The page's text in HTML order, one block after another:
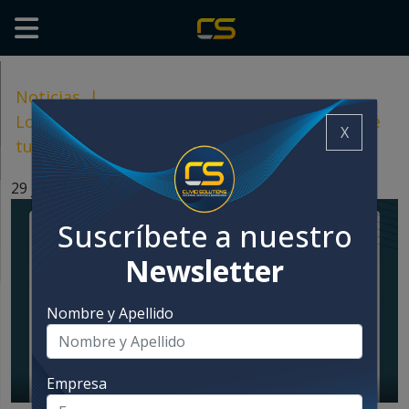
Noticias |
Lo que nos hace únicos es justamente eso que
tu equipo necesita
29 julio, 2024
X
Suscríbete a nuestro
Newsletter
Nombre y Apellido
Empresa